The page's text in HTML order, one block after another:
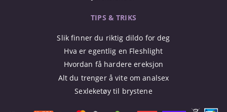
TIPS & TRIKS
Slik finner du riktig dildo for deg
Hva er egentlig en Fleshlight
Hvordan få hardere ereksjon
Alt du trenger å vite om analsex
Sexleketøy til brystene